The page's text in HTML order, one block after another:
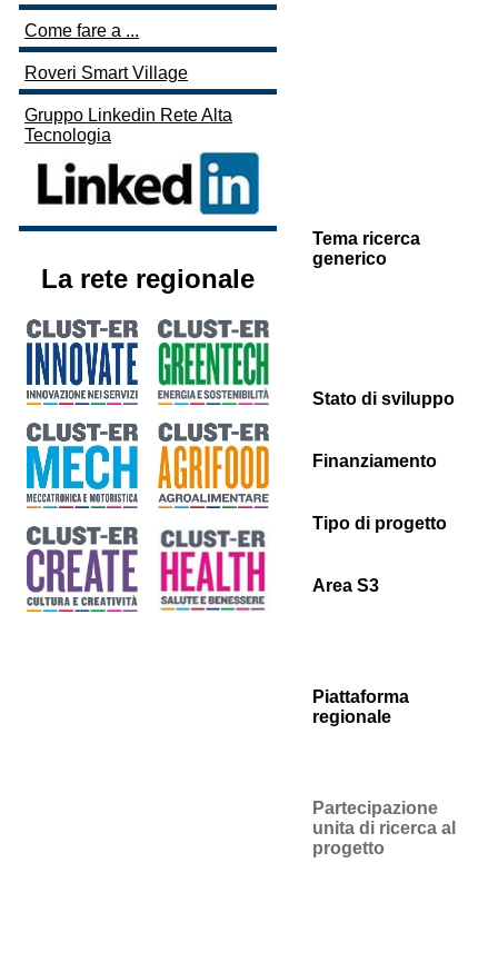
Come fare a ...
Roveri Smart Village
Gruppo Linkedin Rete Alta
Tecnologia
La rete regionale
Tema ricerca
generico
Stato di sviluppo
Finanziamento
Tipo di progetto
Area S3
Piattaforma
regionale
Partecipazione
unita di ricerca al
progetto